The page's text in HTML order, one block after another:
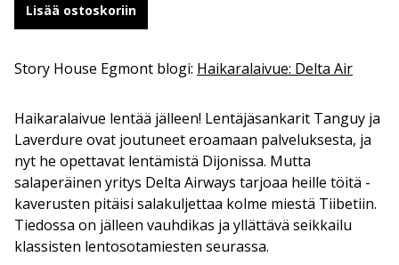
Lisää ostoskoriin
Story House Egmont blogi: Haikaralaivue: Delta Air
Haikaralaivue lentää jälleen! Lentäjäsankarit Tanguy ja
Laverdure ovat joutuneet eroamaan palveluksesta, ja
nyt he opettavat lentämistä Dijonissa. Mutta
salaperäinen yritys Delta Airways tarjoaa heille töitä -
kaverusten pitäisi salakuljettaa kolme miestä Tiibetiin.
Tiedossa on jälleen vauhdikas ja yllättävä seikkailu
klassisten lentosotamiesten seurassa.